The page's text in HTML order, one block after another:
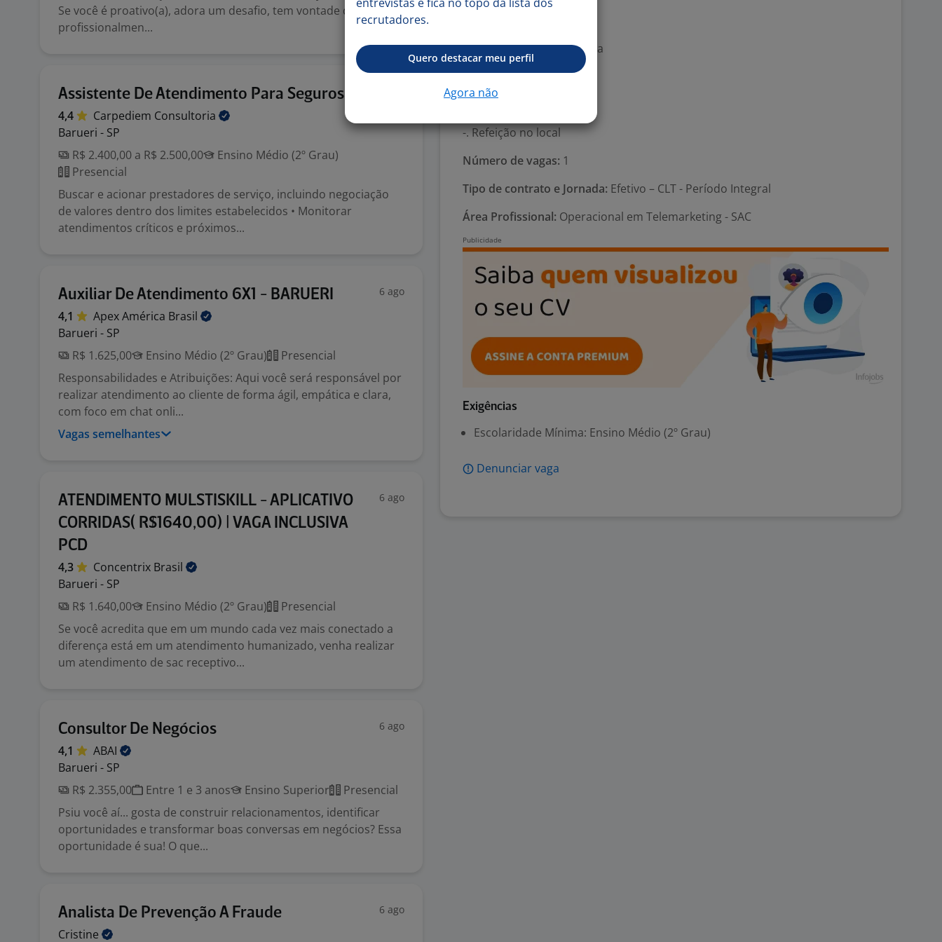
Se você é proativo(a), adora um desafio, tem vontade de crescer
profissionalmen...
Assistente De Atendimento Para Seguros
4,4 Carpediem Consultoria
Barueri - SP
R$ 2.400,00 a R$ 2.500,00
Ensino Médio (2º Grau)
Presencial
Buscar e acionar prestadores de serviço, incluindo negociação
de valores dentro dos limites estabelecidos • Monitorar
atendimentos críticos e próximos...
Auxiliar De Atendimento 6X1 - BARUERI 6 ago
4,1 Apex América Brasil
Barueri - SP
R$ 1.625,00
Ensino Médio (2º Grau)
Presencial
Responsabilidades e Atribuições: Aqui você será responsável por
realizar atendimento ao cliente de forma ágil, empática e clara,
com foco em chat onli...
Vagas semelhantes
ATENDIMENTO MULSTISKILL - APLICATIVO
CORRIDAS( R$1640,00) | VAGA INCLUSIVA
PCD
6 ago
4,3 Concentrix Brasil
Barueri - SP
R$ 1.640,00
Ensino Médio (2º Grau)
Presencial
Se você acredita que em um mundo cada vez mais conectado a
diferença está em um atendimento humanizado, venha realizar
um atendimento de sac receptivo...
Consultor De Negócios 6 ago
4,1
ABAI
Barueri - SP
R$ 2.355,00
Entre 1 e 3 anos Ensino Superior
Presencial
Psiu você aí... gosta de construir relacionamentos, identificar
oportunidades e transformar boas conversas em negócios? Essa
oportunidade é sua! O que...
Analista De Prevenção A Fraude 6 ago
Cristine
-. Vale-transporte
-. Assistência odontológica
-. Seguro de Vida
-. Totalpass
-. Refeição no local
Número de vagas: 1
Tipo de contrato e Jornada: Efetivo – CLT - Período Integral
Área Profissional: Operacional em Telemarketing - SAC
Exigências
Escolaridade Mínima: Ensino Médio (2º Grau)
Denunciar vaga
recrutadores.
Quero destacar meu perfil
Agora não